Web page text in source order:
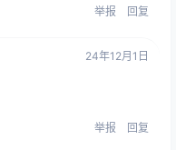
举报 回复
24年12月1日
举报 回复